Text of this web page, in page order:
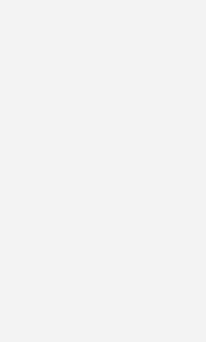
in europäischen Ländern existierende
neue Hybridprojekte und die
Wind- und Solarprojekte zu
allem in Spanien und Portugal neue
Als stark werden sich aber
die nicht nur die Überschreitung der
Netzanschlusskapazität durch die
Hybridkraftwerkes zulassen, sondern
Rechtsrahmen schaffen.
Hybridprojekte?
weisen häufig ein komplementäres
die gemeinsame Nutzung eines
beiden Technologien kann dieser
was zu wirtschaftlichen und technischen
Grundgedanke hierbei ist, dass die
oder geplanten Netzanschlusspunktes